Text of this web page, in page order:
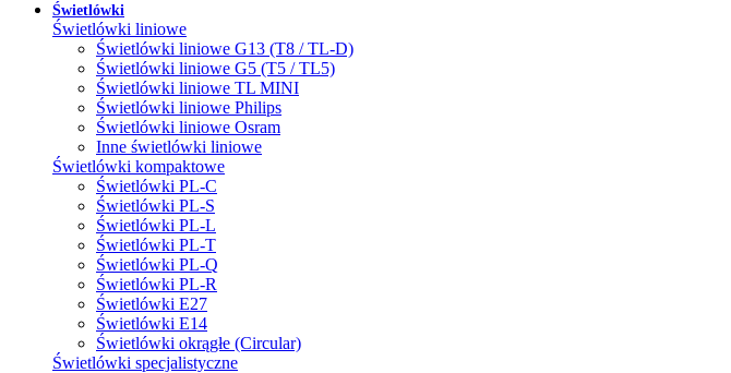
Świetlówki
Świetlówki liniowe
Świetlówki liniowe G13 (T8 / TL-D)
Świetlówki liniowe G5 (T5 / TL5)
Świetlówki liniowe TL MINI
Świetlówki liniowe Philips
Świetlówki liniowe Osram
Inne świetlówki liniowe
Świetlówki kompaktowe
Świetlówki PL-C
Świetlówki PL-S
Świetlówki PL-L
Świetlówki PL-T
Świetlówki PL-Q
Świetlówki PL-R
Świetlówki E27
Świetlówki E14
Świetlówki okrągłe (Circular)
Świetlówki specjalistyczne